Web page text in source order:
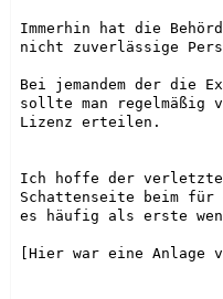
Immerhin hat die
nicht zuverlässige
Bei jemandem der die
sollte man regelmäßig
Lizenz erteilen.
Ich hoffe der
Schattenseite beim
es häufig als erste
[Hier war eine Anlage